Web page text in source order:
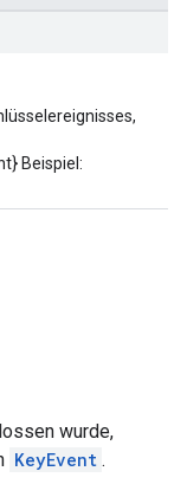
Beispiel:
wurde,
KeyEvent .